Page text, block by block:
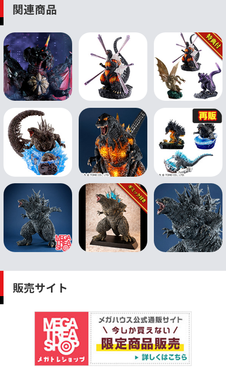
関連商品
販売サイト